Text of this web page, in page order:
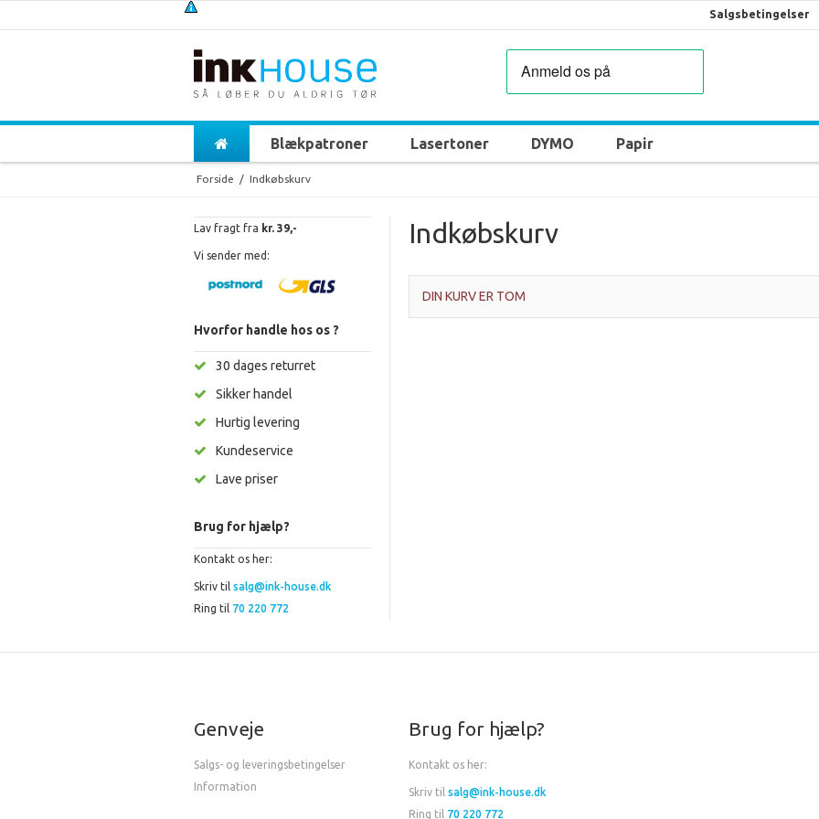
Salgsbetingelser
Blækpatroner Lasertoner DYMO Papir
Forside / Indkøbskurv
Indkøbskurv
DIN KURV ER TOM
Lav fragt fra kr. 39,-
Vi sender med:
Hvorfor handle hos os ?
30 dages returret
Sikker handel
Hurtig levering
Kundeservice
Lave priser
Brug for hjælp?
Kontakt os her:
Skriv til salg@ink-house.dk
Ring til 70 220 772
Genveje
Salgs- og leveringsbetingelser
Information
Brug for hjælp?
Kontakt os her:
Skriv til salg@ink-house.dk
Ring til 70 220 772